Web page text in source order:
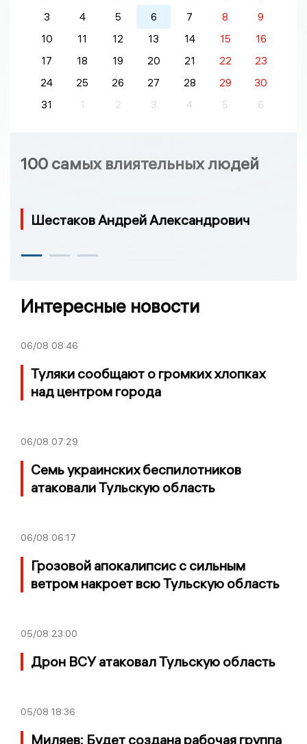
3
4 5 6 7 8
9
10
11 12 13 14 15
16
17
18 19 20 21 22
23
24
25 26 27 28 29
30
31
1 2 3 4 5 6
100 самых влиятельных людей
Шестаков Андрей Александрович
Интересные новости
06/08 08:46
Туляки сообщают о громких хлопках
над центром города
06/08 07:29
Семь украинских беспилотников
атаковали Тульскую область
06/08 06:17
Грозовой апокалипсис с сильным
ветром накроет всю Тульскую область
05/08 23:00
Дрон ВСУ атаковал Тульскую область
05/08 18:36
Миляев: Будет создана рабочая группа